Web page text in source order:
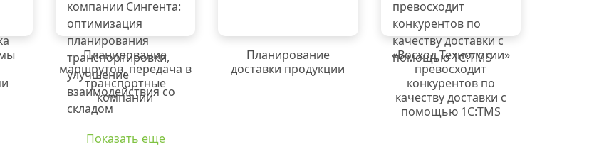
Планирование
маршрутов, передача в
транспортные
компании
Планирование
доставки продукции
«Восход Технологии»
превосходит
конкурентов по
качеству доставки с
помощью 1С:TMS
Показать еще